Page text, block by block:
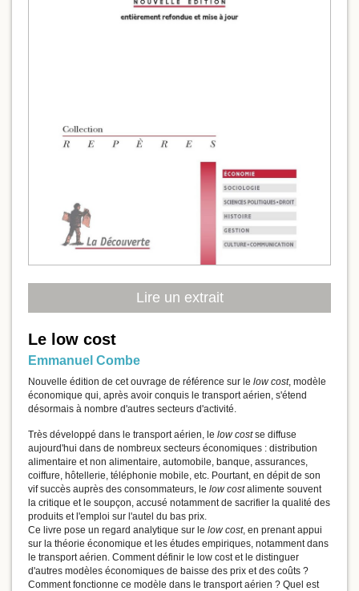
Lire un extrait
Le low cost
Emmanuel Combe
Nouvelle édition de cet ouvrage de référence sur le low cost, modèle
économique qui, après avoir conquis le transport aérien, s'étend
désormais à nombre d'autres secteurs d'activité.
Très développé dans le transport aérien, le low costse diffuse
aujourd'hui dans de nombreux secteurs économiques : distribution
alimentaire et non alimentaire, automobile, banque, assurances,
coiffure, hôtellerie, téléphonie mobile, etc. Pourtant, en dépit de son
vif succès auprès des consommateurs, le low costalimente souvent
la critique et le soupçon, accusé notamment de sacrifier la qualité des
produits et l'emploi sur l'autel du bas prix.
Ce livre pose un regard analytique sur le low cost, en prenant appui
sur la théorie économique et les études empiriques, notamment dans
le transport aérien. Comment définir le low cost et le distinguer
d'autres modèles économiques de baisse des prix et des coûts ?
Comment fonctionne ce modèle dans le transport aérien ? Quel est